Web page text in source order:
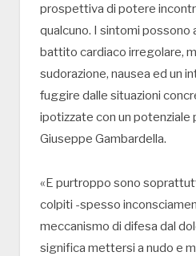
prospettiva di potere
qualcuno. I sintomi possono
battito cardiaco irregolare,
sudorazione, nausea ed un
fuggire dalle situazioni
ipotizzate con un potenziale
Giuseppe Gambardella.
«E purtroppo sono
colpiti -spesso
meccanismo di difesa dal
significa mettersi a nudo e